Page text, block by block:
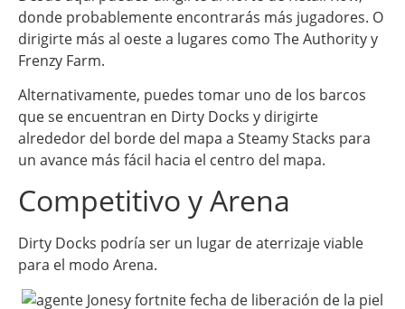
donde probablemente encontrarás más jugadores. O
dirigirte más al oeste a lugares como The Authority y
Frenzy Farm.
Alternativamente, puedes tomar uno de los barcos
que se encuentran en Dirty Docks y dirigirte
alrededor del borde del mapa a Steamy Stacks para
un avance más fácil hacia el centro del mapa.
Competitivo y Arena
Dirty Docks podría ser un lugar de aterrizaje viable
para el modo Arena.